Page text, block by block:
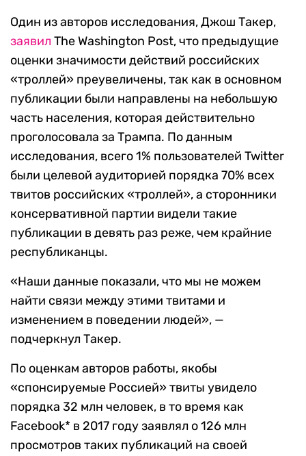
Один из авторов исследования, Джош Такер,
заявил The Washington Post, что предыдущие
оценки значимости действий российских
«троллей» преувеличены, так как в основном
публикации были направлены на небольшую
часть населения, которая действительно
проголосовала за Трампа. По данным
исследования, всего 1% пользователей Twitter
были целевой аудиторией порядка 70% всех
твитов российских «троллей», а сторонники
консервативной партии видели такие
публикации в девять раз реже, чем крайние
республиканцы.
«Наши данные показали, что мы не можем
найти связи между этими твитами и
изменением в поведении людей», —
подчеркнул Такер.
По оценкам авторов работы, якобы
«спонсируемые Россией» твиты увидело
порядка 32 млн человек, в то время как
Facebook* в 2017 году заявлял о 126 млн
просмотров таких публикаций на своей